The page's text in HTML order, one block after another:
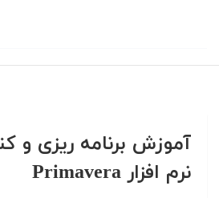
آموزش برنامه ریزی و
نرم افزار Primavera